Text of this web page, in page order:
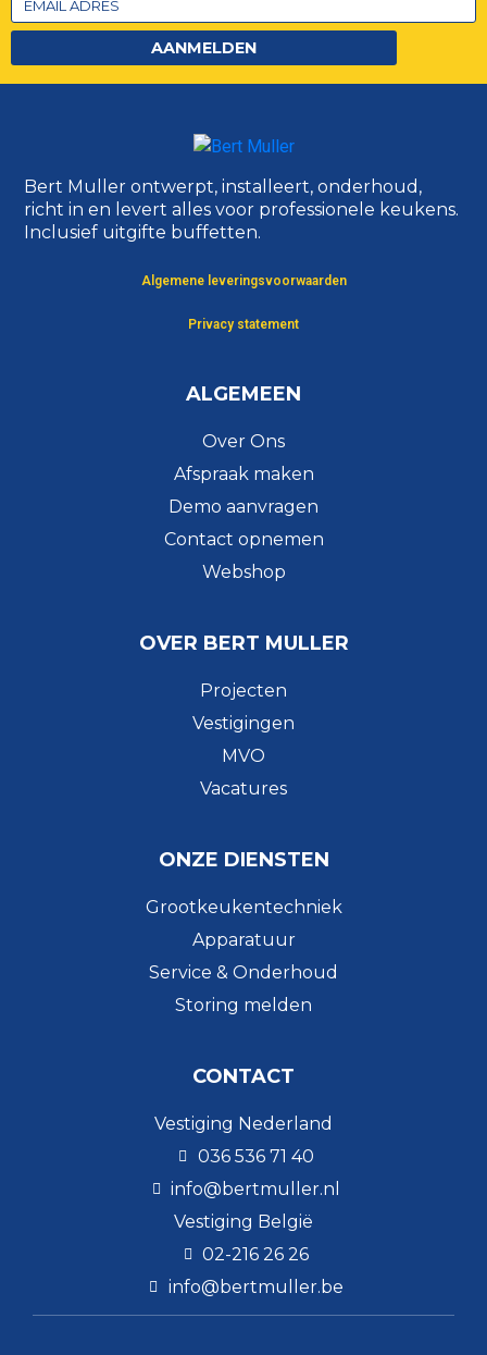
AANMELDEN
Bert Muller ontwerpt, installeert, onderhoud,
richt in en levert alles voor professionele keukens.
Inclusief uitgifte buffetten.
Algemene leveringsvoorwaarden
Privacy statement
ALGEMEEN
Over Ons
Afspraak maken
Demo aanvragen
Contact opnemen
Webshop
OVER BERT MULLER
Projecten
Vestigingen
MVO
Vacatures
ONZE DIENSTEN
Grootkeukentechniek
Apparatuur
Service & Onderhoud
Storing melden
CONTACT
Vestiging Nederland
036 536 71 40
info@bertmuller.nl
Vestiging België
02-216 26 26
info@bertmuller.be